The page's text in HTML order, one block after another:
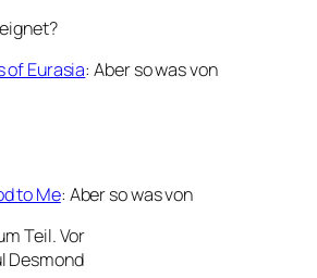
of Eurasia: Aber so was von
to Me: Aber so was von
Teil. Vor
Desmond